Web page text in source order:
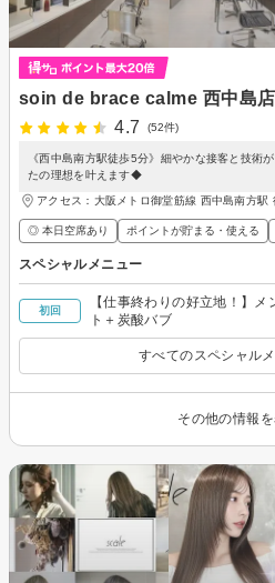
soin de brace calme 西中島店
4.7
(52件)
《西中島南方駅徒歩5分》細やかな接客と技術
たの理想を叶えます◆
アクセス：大阪メトロ御堂筋線 西中島南方駅
◎ 本日空席あり ポイントが貯まる・使える
スペシャルメニュー
初回
【仕事終わりの好立地！】メ
ト＋炭酸バブ
すべてのスペシャル
その他の情報